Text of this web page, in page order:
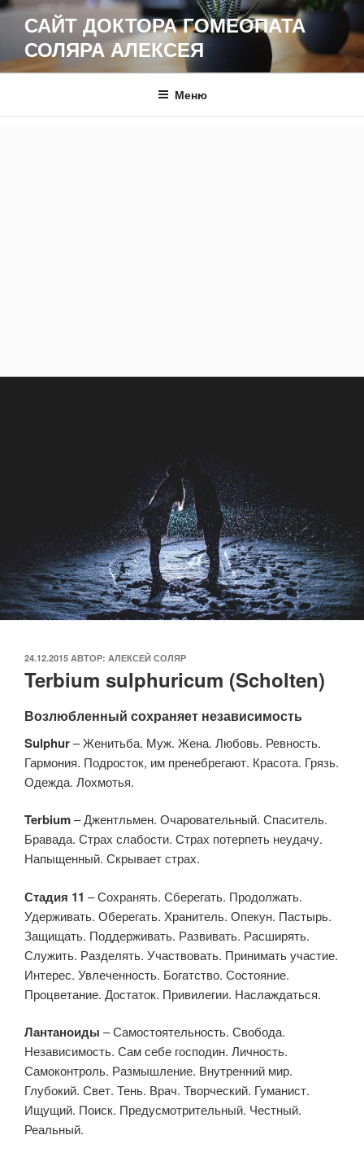
Перейти
содержимому
САЙТ ДОКТОРА ГОМЕОПАТА
СОЛЯРА АЛЕКСЕЯ
Меню
ОПУБЛИКОВАНО
24.12.2015 АВТОР: АЛЕКСЕЙ СОЛЯР
Terbium sulphuricum (Scholten)
Возлюбленный сохраняет независимость
Sulphur– Женитьба. Муж. Жена. Любовь. Ревность.
Гармония. Подросток, им пренебрегают. Красота. Грязь.
Одежда. Лохмотья.
Terbium– Джентльмен. Очаровательный. Спаситель.
Бравада. Страх слабости. Страх потерпеть неудачу.
Напыщенный. Скрывает страх.
Стадия 11 – Сохранять. Сберегать. Продолжать.
Удерживать. Оберегать. Хранитель. Опекун. Пастырь.
Защищать. Поддерживать. Развивать. Расширять.
Служить. Разделять. Участвовать. Принимать участие.
Интерес. Увлеченность. Богатство. Состояние.
Процветание. Достаток. Привилегии. Наслаждаться.
Лантаноиды – Самостоятельность. Свобода.
Независимость. Сам себе господин. Личность.
Самоконтроль. Размышление. Внутренний мир.
Глубокий. Свет. Тень. Врач. Творческий. Гуманист.
Ищущий. Поиск. Предусмотрительный. Честный.
Реальный.